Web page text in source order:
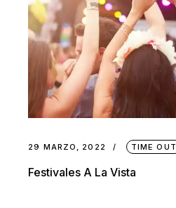
29 MARZO, 2022 TIME OUT
Festivales A La Vista